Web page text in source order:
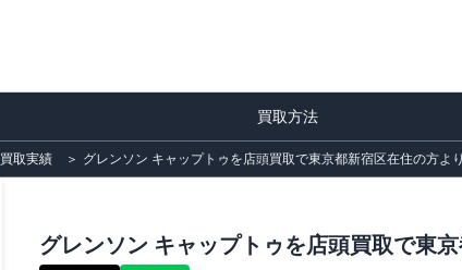
買取方法
買取実績 ＞ グレンソン キャップトゥを店頭買取で東京都新宿区在住の方よ
グレンソン キャップトゥを店頭買取で東